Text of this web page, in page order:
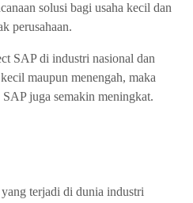
solusi bagi usaha kecil dan
perusahaan.
SAP di industri nasional dan
maupun menengah, maka
juga semakin meningkat.
terjadi di dunia industri